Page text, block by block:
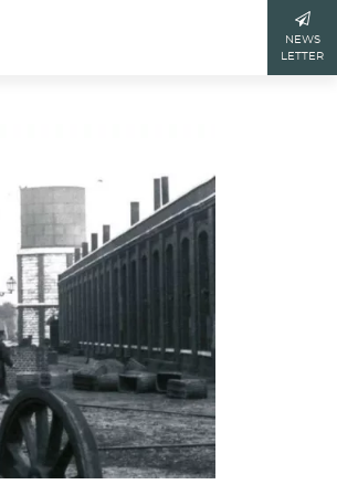
NEWS
LETTER